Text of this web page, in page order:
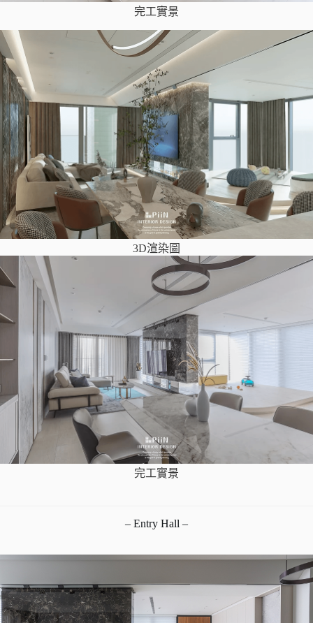
完工實景
3D渲染圖
完工實景
– Entry Hall –